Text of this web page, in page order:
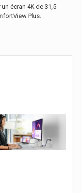
écran 4K de 31,5
Plus.